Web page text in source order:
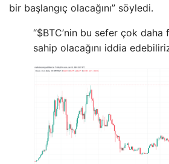
bir başlangıç ​​olacağını” söyledi.
“$BTC’nin bu sefer çok daha
sahip olacağını iddia